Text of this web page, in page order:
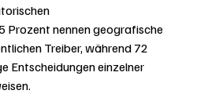
Prozent nennen geografische
Treiber, während 72
Entscheidungen einzelner